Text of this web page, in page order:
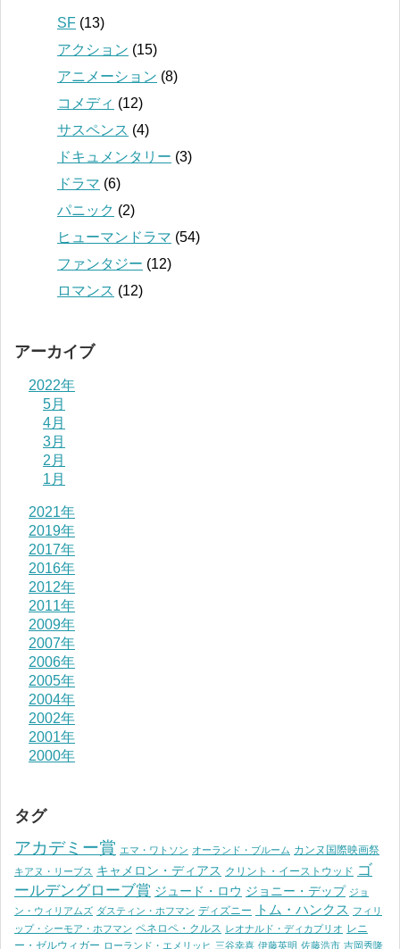
SF (13)
アクション (15)
アニメーション (8)
コメディ (12)
サスペンス (4)
ドキュメンタリー (3)
ドラマ (6)
パニック (2)
ヒューマンドラマ (54)
ファンタジー (12)
ロマンス (12)
アーカイブ
2022年
5月
4月
3月
2月
1月
2021年
2019年
2017年
2016年
2012年
2011年
2009年
2007年
2006年
2005年
2004年
2002年
2001年
2000年
タグ
アカデミー賞 エマ・ワトソン オーランド・ブルーム カンヌ国際映画祭
キアヌ・リーブス キャメロン・ディアス クリント・イーストウッド ゴ
ールデングローブ賞 ジュード・ロウ ジョニー・デップ ジョ
ン・ウィリアムズ ダスティン・ホフマン ディズニー トム・ハンクス フィリ
ップ・シーモア・ホフマン ペネロペ・クルス レオナルド・ディカプリオ レニ
ー・ゼルウィガー ローランド・エメリッヒ 三谷幸喜 伊藤英明 佐藤浩市 吉岡秀隆